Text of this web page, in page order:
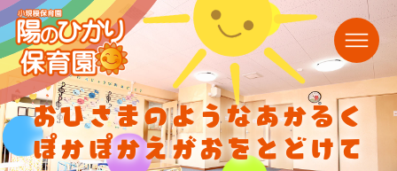
おひさまのようなあかるく
ぽかぽかえがおをとどけて